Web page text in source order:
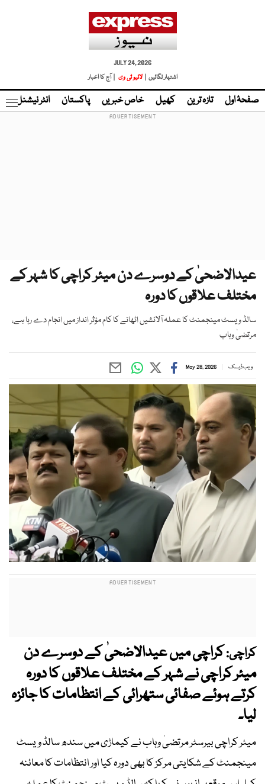
JULY 24, 2026
اشتہار لگائیں |
لائیو ٹی وی | آج کا اخبار
صفحۂ اول تازہ ترین کھیل خاص خبریں پاکستان انٹر نیشنل
عیدالاضحیٰ کے دوسرے دن میئر کراچی کا شہر کے
مختلف علاقوں کا دورہ
سالڈ ویسٹ مینجمنٹ کا عملہ آلائشیں اٹھانے کا کام مؤثر انداز میں انجام دے رہا ہے،
مرتضیٰ وہاب
ویب ڈیسک May 28, 2026
کراچی:کراچی میں عیدالاضحیٰ کے دوسرے دن
میئر کراچی نے شہر کے مختلف علاقوں کا دورہ
کرتے ہوئے صفائی ستھرائی کے انتظامات کا جائزہ
لیا۔
میئر کراچی بیرسٹر مرتضیٰ وہاب نے کیماڑی میں سندھ سالڈ ویسٹ
مینجمنٹ کے شکایتی مرکز کا بھی دورہ کیا اور انتظامات کا معائنہ